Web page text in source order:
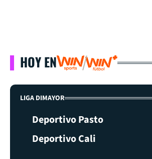
HOY EN
LIGA DIMAYOR
Deportivo Pasto
Deportivo Cali